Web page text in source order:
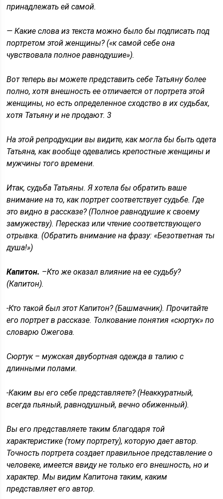
принадлежать ей самой.
— Какие слова из текста можно было бы подписать под
портретом этой женщины? («к самой себе она
чувствовала полное равнодушие»).
Вот теперь вы можете представить себе Татьяну более
полно, хотя внешность ее отличается от портрета этой
женщины, но есть определенное сходство в их судьбах,
хотя Татьяну и не продают. 3
На этой репродукции вы видите, как могла бы быть одета
Татьяна, как вообще одевались крепостные женщины и
мужчины того времени.
Итак, судьба Татьяны. Я хотела бы обратить ваше
внимание на то, как портрет соответствует судьбе. Где
это видно в рассказе? (Полное равнодушие к своему
замужеству). Пересказ или чтение соответствующего
отрывка. (Обратить внимание на фразу: «Безответная ты
душа!»)
Капитон. –Кто же оказал влияние на ее судьбу?
(Капитон).
-Кто такой был этот Капитон? (Башмачник). Прочитайте
его портрет в рассказе. Толкование понятия «сюртук» по
словарю Ожегова.
Сюртук – мужская двубортная одежда в талию с
длинными полами.
-Каким вы его себе представляете? (Неаккуратный,
всегда пьяный, равнодушный, вечно обиженный).
Вы его представляете таким благодаря той
характеристике (тому портрету), которую дает автор.
Точность портрета создает правильное представление о
человеке, имеется ввиду не только его внешность, но и
характер. Мы видим Капитона таким, каким
представляет его автор.